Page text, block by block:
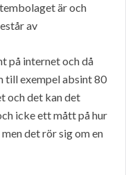
är och
av
på internet och då
till exempel absint 80
och det kan det
icke ett mått på hur
det rör sig om en